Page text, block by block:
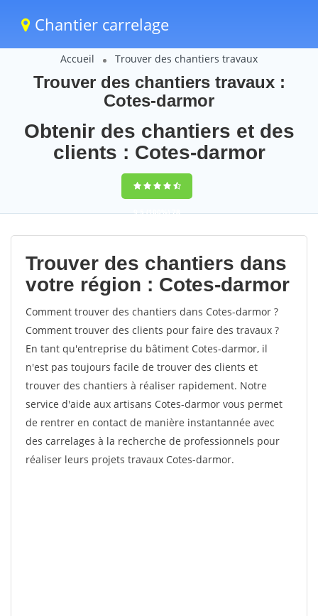
Chantier carrelage
Accueil Trouver des chantiers travaux
Trouver des chantiers travaux :
Cotes-darmor
Obtenir des chantiers et des
clients : Cotes-darmor
9,5(100%)78
votes
Trouver des chantiers dans
votre région : Cotes-darmor
Comment trouver des chantiers dans Cotes-darmor ?
Comment trouver des clients pour faire des travaux ?
En tant qu'entreprise du bâtiment Cotes-darmor, il
n'est pas toujours facile de trouver des clients et
trouver des chantiers à réaliser rapidement. Notre
service d'aide aux artisans Cotes-darmor vous permet
de rentrer en contact de manière instantannée avec
des carrelages à la recherche de professionnels pour
réaliser leurs projets travaux Cotes-darmor.